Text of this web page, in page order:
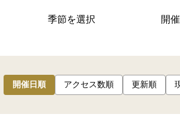
季節を選択 開
開催日順 アクセス数順 更新順